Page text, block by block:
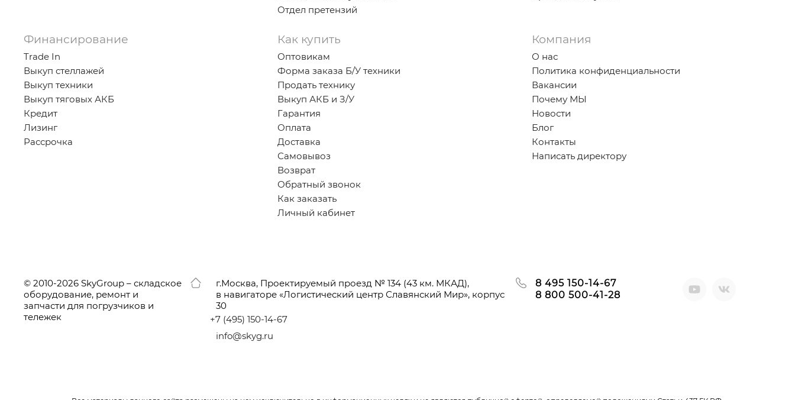
Отдел претензий
Финансирование
Trade In
Выкуп стеллажей
Выкуп техники
Выкуп тяговых АКБ
Кредит
Лизинг
Рассрочка
Как купить
Оптовикам
Форма заказа Б/У техники
Продать технику
Выкуп АКБ и З/У
Гарантия
Оплата
Доставка
Самовывоз
Возврат
Обратный звонок
Как заказать
Личный кабинет
Компания
О нас
Политика конфиденциальности
Вакансии
Почему МЫ
Новости
Блог
Контакты
Написать директору
© 2010-2026 SkyGroup – складское
оборудование, ремонт и
запчасти для погрузчиков и
тележек
г.Москва, Проектируемый проезд № 134 (43 км. МКАД),
в навигаторе «Логистический центр Славянский Мир», корпус
30
+7 (495) 150-14-67
info@skyg.ru
8 495 150-14-67
8 800 500-41-28